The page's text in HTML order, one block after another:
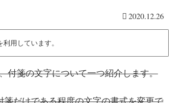
2020.12.26
用しています。
付箋の文字について一つ紹介します。